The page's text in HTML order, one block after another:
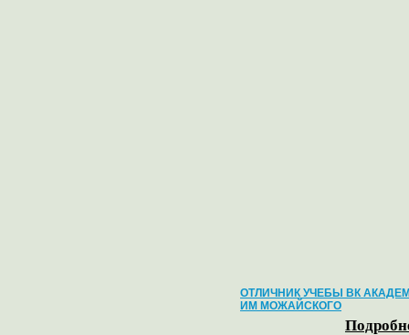
ОТЛИЧНИК УЧЕБЫ ВК
ИМ МОЖАЙСКОГО